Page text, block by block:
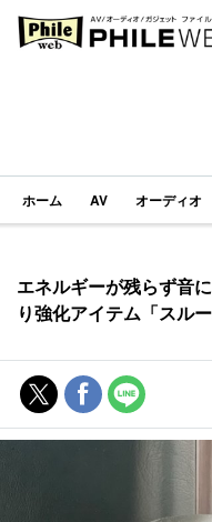
PHILE WEB｜AV/オー
ホーム AV オーディオ
エネルギーが残らず音
り強化アイテム「スル